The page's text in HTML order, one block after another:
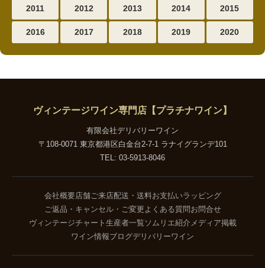
2011 2012 2013 2014 2015
2016 2017 2018 2019 2020
ヴィンテージワイン専門店【プラチナワイン】
有限会社デリバリーワイン
〒108-0071 東京都港区白金台2-7-1 ラナイグランデ101
TEL: 03-5913-8046
会社概要店舗ご来店配送・送料お支払いラッピング
ご返品・キャンセル・ご変更よくある質問 お問合せ
ヴィンテージチャート 生産者一覧 ソムリエ紹介 メディア掲載
ワイン情報ブログデリバリーワイン